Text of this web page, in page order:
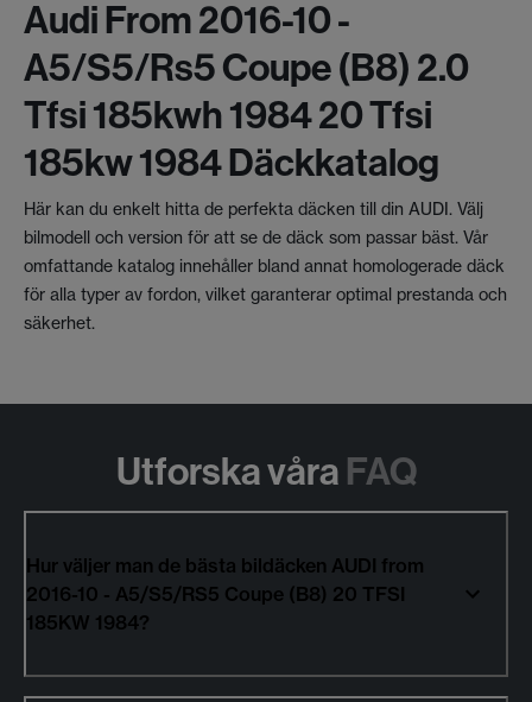
Audi From 2016-10 -
A5/s5/rs5 Coupe (b8) 2.0
Tfsi 185kwh 1984 20 Tfsi
185kw 1984 Däckkatalog
Här kan du enkelt hitta de perfekta däcken till din AUDI. Välj
bilmodell och version för att se de däck som passar bäst. Vår
omfattande katalog innehåller bland annat homologerade däck
för alla typer av fordon, vilket garanterar optimal prestanda och
säkerhet.
Utforska våra FAQ
Hur väljer man de bästa bildäcken AUDI from
2016-10 - A5/S5/RS5 Coupe (B8) 20 TFSI
185KW 1984?